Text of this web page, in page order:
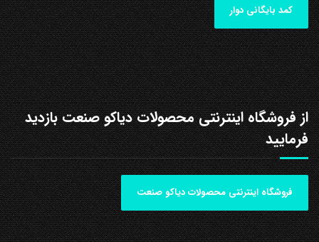
کمد بایگانی دوار
از فروشگاه اینترنتی محصولات دیاکو صنعت بازدید
فرمایید
فروشگاه اینترنتی محصولات دیاکو صنعت